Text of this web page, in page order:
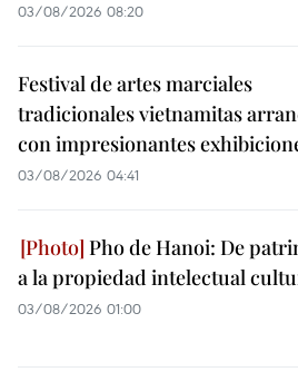
03/08/2026 08:20
Festival de artes marciales
tradicionales vietnamitas
con impresionantes
03/08/2026 04:41
Pho de Hanoi: De
a la propiedad intelectual
03/08/2026 01:00